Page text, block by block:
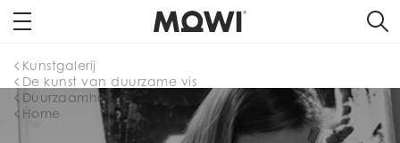
Home
Duurzaamheid
De kunst van duurzame vis
Kunstgalerij